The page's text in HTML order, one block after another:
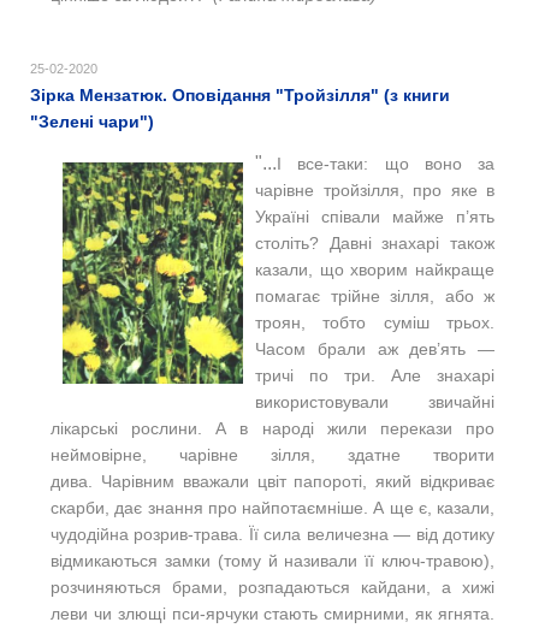
25-02-2020
Зірка Мензатюк. Оповідання "Тройзілля" (з книги
"Зелені чари")
"...І все-таки: що воно за
чарівне тройзілля, про яке в
Україні співали майже п’ять
століть? Давні знахарі також
казали, що хворим найкраще
помагає трійне зілля, або ж
троян, тобто суміш трьох.
Часом брали аж дев’ять —
тричі по три. Але знахарі
використовували звичайні
лікарські рослини. А в народі жили перекази про
неймовірне, чарівне зілля, здатне творити
дива. Чарівним вважали цвіт папороті, який відкриває
скарби, дає знання про найпотаємніше.А ще є, казали,
чудодійна розрив-трава. Її сила величезна — від дотику
відмикаються замки (тому й називали її ключ-травою),
розчиняються брами, розпадаються кайдани, а хижі
леви чи злющі пси-ярчуки стають смирними, як ягнята.